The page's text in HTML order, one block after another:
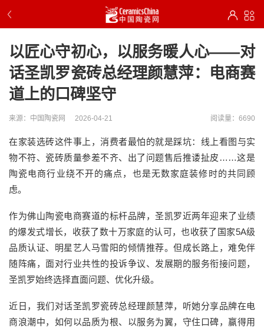
以匠心守初心，以服务暖人心——对
话圣凯罗瓷砖总经理颜慧萍：电商赛
道上的口碑坚守
来源：中国陶瓷网 2026-04-21 阅读量：6690
在家装选砖这件事上，消费者最怕的就是踩坑：线上看图与实
物不符、瓷砖质量参差不齐、出了问题售后推诿扯皮……这是
陶瓷电商行业绕不开的痛点，也是无数家庭装修时的共同顾
虑。
作为佛山陶瓷电商赛道的标杆品牌，圣凯罗近两年迎来了业绩
的爆发式增长，收获了数十万家庭的认可，也收获了国家5A级
品质认证、明星艺人马雪阳的倾情推荐。但成长路上，难免伴
随阵痛，面对行业共性的投诉争议、发展期的服务衔接问题，
圣凯罗始终选择直面问题、优化升级。
近日，我们对话圣凯罗瓷砖总经理颜慧萍，听她分享品牌在电
商浪潮中，如何以品质为根、以服务为翼，守住口碑，赢得用